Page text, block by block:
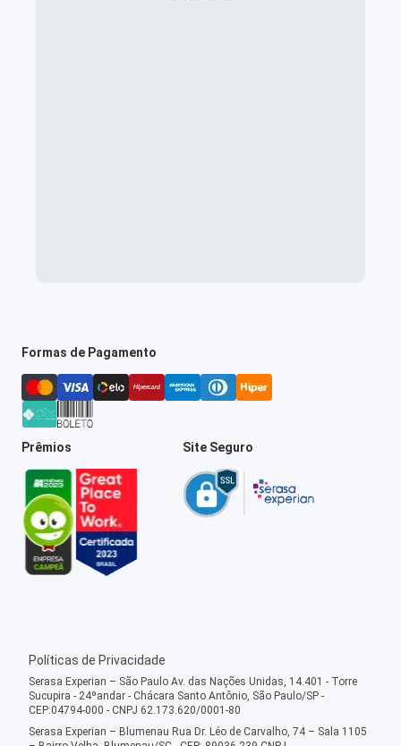
Formas de Pagamento
Prêmios Site Seguro
Políticas de Privacidade
Serasa Experian – São Paulo Av. das Nações Unidas, 14.401 - Torre
Sucupira - 24ºandar - Chácara Santo Antônio, São Paulo/SP -
CEP:04794-000 - CNPJ 62.173.620/0001-80
Serasa Experian – Blumenau Rua Dr. Léo de Carvalho, 74 – Sala 1105